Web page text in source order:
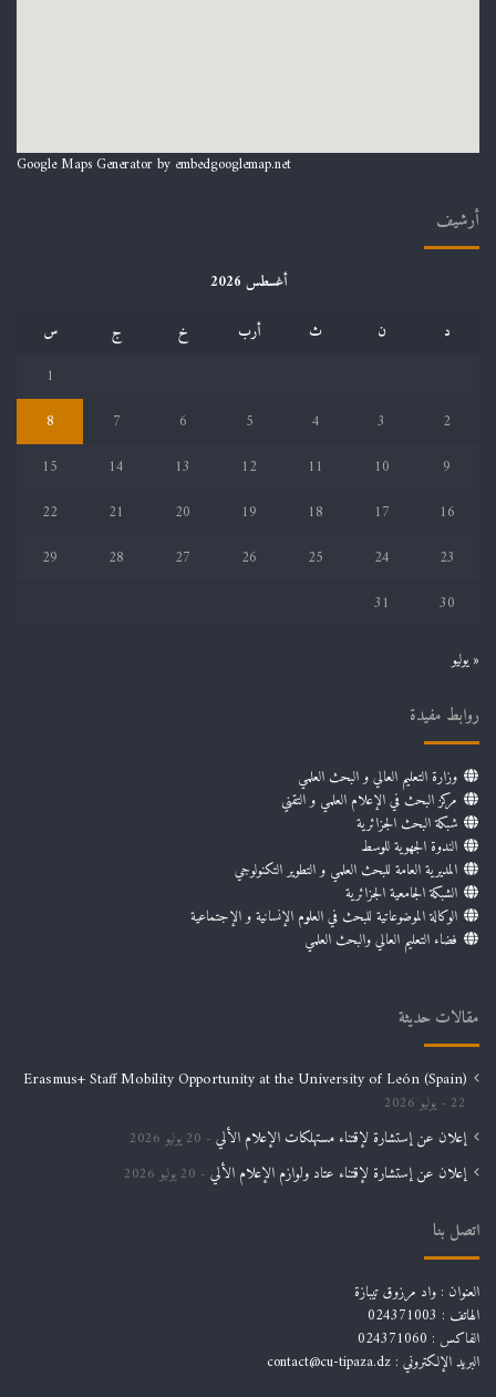
Google Maps Generator by embedgooglemap.net
أرشيف
أغسطس 2026
د
ن ث أرب خ ج
س
1
2
3
4
5
6
7
8
9
10
11
12
13
14
15
16
17
18
19
20
21
22
23
24
25
26
27
28
29
30
31
« يوليو
روابط مفيدة
وزارة التعليم العالي و البحث العلمي
مركز البحث في الإعلام العلمي و التقني
شبكة البحث الجزائرية
الندوة الجهوية للوسط
المديرية العامة للبحث العلمي و التطوير التكنولوجي
الشبكة الجامعية الجزائرية
الوكالة الموضوعاتية للبحث في العلوم الإنسانية و الإجتماعية
فضاء التعليم العالي والبحث العلمي
مقالات حديثة
Erasmus+ Staff Mobility Opportunity at the University of León (Spain)
22 يوليو 2026
إعلان عن إستشارة لإقتناء مستهلكات الإعلام الألي 20 يوليو 2026
إعلان عن إستشارة لإقتناء عتاد ولوازم الإعلام الألي 20 يوليو 2026
اتصل بنا
العنوان : واد مرزوق تيبازة
الهاتف : 024371003
الفاكس : 024371060
البريد الإلكتروني : contact@cu-tipaza.dz